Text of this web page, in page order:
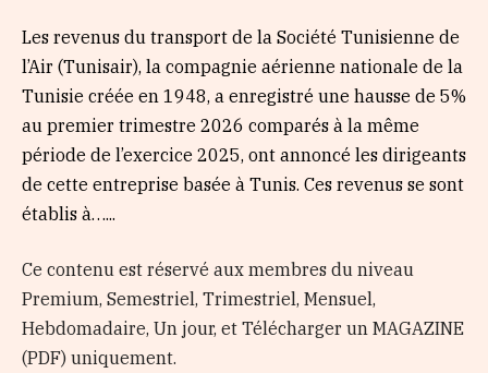
Les revenus du transport de la Société Tunisienne de
l’Air (Tunisair), la compagnie aérienne nationale de la
Tunisie créée en 1948, a enregistré une hausse de 5%
au premier trimestre 2026 comparés à la même
période de l’exercice 2025, ont annoncé les dirigeants
de cette entreprise basée à Tunis. Ces revenus se sont
établis à…...
Ce contenu est réservé aux membres du niveau
Premium, Semestriel, Trimestriel, Mensuel,
Hebdomadaire, Un jour, et Télécharger un MAGAZINE
(PDF) uniquement.